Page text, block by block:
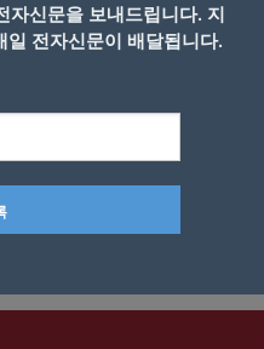
Winery @CHWinery 트위터 캡처
자신문을 보내드립니다. 지
전자신문이 배달됩니다.